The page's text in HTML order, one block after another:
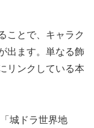
ことで、キャラク
出ます。単なる飾
リンクしている本
城ドラ世界地